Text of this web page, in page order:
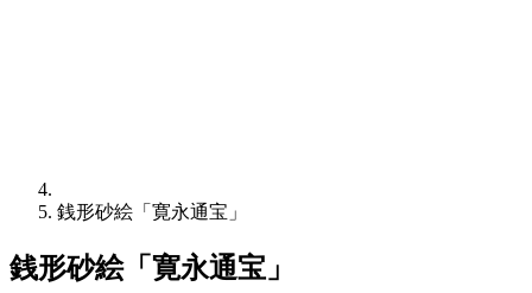
銭形砂絵「寛永通宝」
銭形砂絵「寛永通宝」